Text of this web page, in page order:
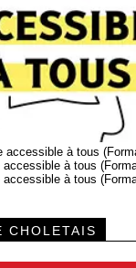
accessible à tous
accessible à tous
accessible à tous
CHOLETAIS